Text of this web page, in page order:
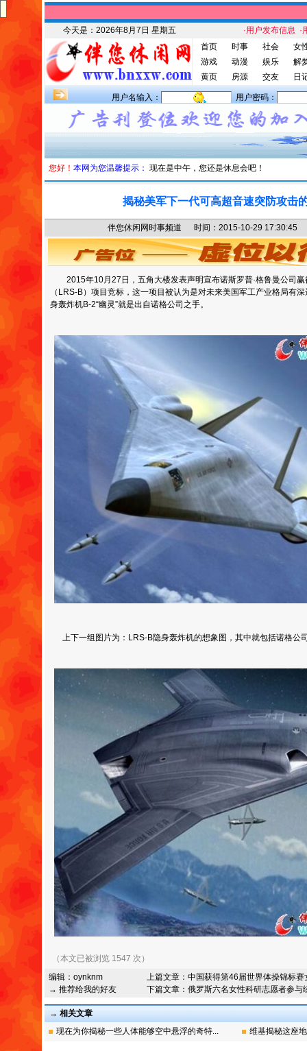
今天是： 2026年8月7日 星期五 ·用户发布信息 ·
首页
时事 社会
女
游戏
动漫 娱乐
解
黄页
房源 交友 日
用户名输入： 用户密码：
您好！ 本网为您温馨提示： 现在是中午，您还是休息会吧！
揭秘美军下一代可高超音速突防攻击
伴您休闲网时事频道 时间：2015-10-29
2015年10月27日，五角大楼发表声明宣布诺斯罗普·格鲁曼公司
（LRS-B）项目竞标，这一项目被认为是对未来美国军工产业格局有
身轰炸机B-2“幽灵”就是出自诺格公司之手。
上下一组图片为：LRS-B隐身轰炸机的想象图，其中就包括诺格公
（本文已被浏览 1547 次）
编辑： oynknm
→ 推荐给我的好友
上篇文章： 中国获得第46届世界体操锦标赛
下篇文章： 俄罗斯六名女性科研志愿者参与
→ 相关文章
现在为你揭秘一些人体能够空中悬浮的奇特...
维基揭秘这座